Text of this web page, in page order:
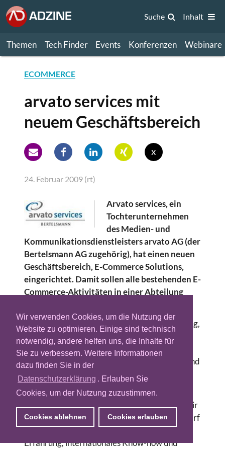
Wir verwenden Cookies, um die Nutzung der
Website zu optimieren. Einige sind technisch
notwendig, andere helfen uns, die Inhalte für
Sie zu verbessern. Weitere Informationen
dazu finden Sie in der
Datenschutzerklärung . Erlauben Sie
Cookies, um der Nutzung zuzustimmen.
Cookies ablehnen Cookies erlauben
Themen Tech Finder Events Konferenzen Webinare
Suche Inhalt
ECOMMERCE
arvato services mit
neuem Geschäftsbereich
x
24. Februar 2009 (rt)
Arvato services, ein
Tochterunternehmen
des Medien- und
Kommunikationsdienstleisters arvato AG (der
Bertelsmann AG zugehörig), hat einen neuen
Geschäftsbereich, E-Commerce Solutions,
eingerichtet. Damit sollen alle bestehenden E-
Commerce-Aktivitäten in einer Abteilung
So sollen im Backend die logistische Abwicklung,
die Bereitstellung von
Kundenbetreuungsleistungen und Financial-
Services wie Risk-Management, E-Payment und
Debitoren-Management enthalten sein.
“E-Commerce Solutions ist das Resultat einer
Entwicklung des E-Commerce Marktes, der wir
nun entsprechend Rechnung tragen. Der Bedarf
an einem Full-Service Dienstleister, der
Erfahrung, internationales Know-how und